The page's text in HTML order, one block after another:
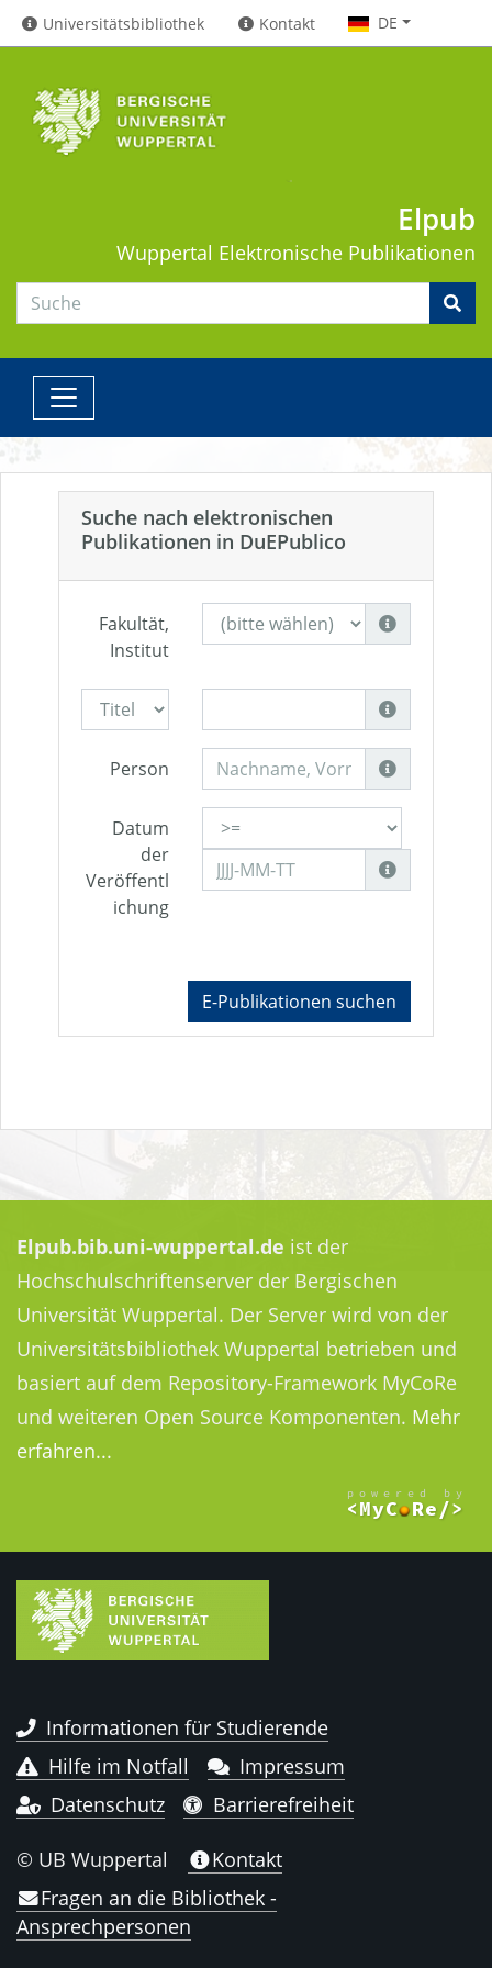
Universitätsbibliothek Kontakt DE
Elpub
Wuppertal Elektronische Publikationen
Suche nach elektronischen
Publikationen in DuEPublico
Fakultät,
Institut
Person
Datum
der
Veröffentl
ichung
E-Publikationen suchen
Elpub.bib.uni-wuppertal.de ist der
Hochschulschriftenserver der Bergischen
Universität Wuppertal. Der Server wird von der
Universitätsbibliothek Wuppertal betrieben und
basiert auf dem Repository-Framework MyCoRe
und weiteren Open Source Komponenten. Mehr
erfahren...
Informationen für Studierende
Hilfe im Notfall
Impressum
Datenschutz
Barrierefreiheit
© UB Wuppertal
Kontakt
Fragen an die Bibliothek -
Ansprechpersonen